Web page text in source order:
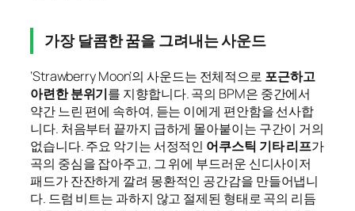
가장 달콤한 꿈을 그려내는 사운드
‘Strawberry Moon’의 사운드는 전체적으로 포근하고
아련한 분위기를 지향합니다. 곡의 BPM은 중간에서
약간 느린 편에 속하여, 듣는 이에게 편안함을 선사합
니다. 처음부터 끝까지 급하게 몰아붙이는 구간이 거의
없습니다. 주요 악기는 서정적인 어쿠스틱 기타 리프가
곡의 중심을 잡아주고, 그 위에 부드러운 신디사이저
패드가 잔잔하게 깔려 몽환적인 공간감을 만들어냅니
다. 드럼 비트는 과하지 않고 절제된 형태로 곡의 리듬